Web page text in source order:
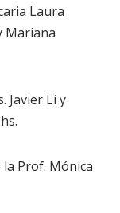
Laura
Mariana
Javier Li y
la Prof. Mónica